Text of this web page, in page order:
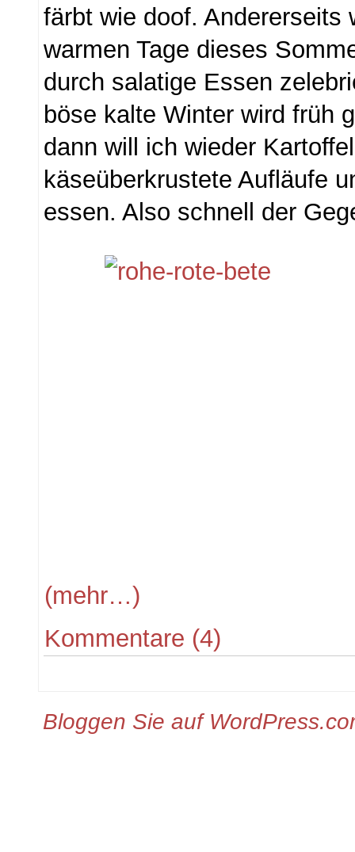
färbt wie doof. Andererseits
warmen Tage dieses
durch salatige Essen
böse kalte Winter wird früh
dann will ich wieder
käseüberkrustete Aufläufe
essen. Also schnell der
(mehr…)
Kommentare (4)
Bloggen Sie auf